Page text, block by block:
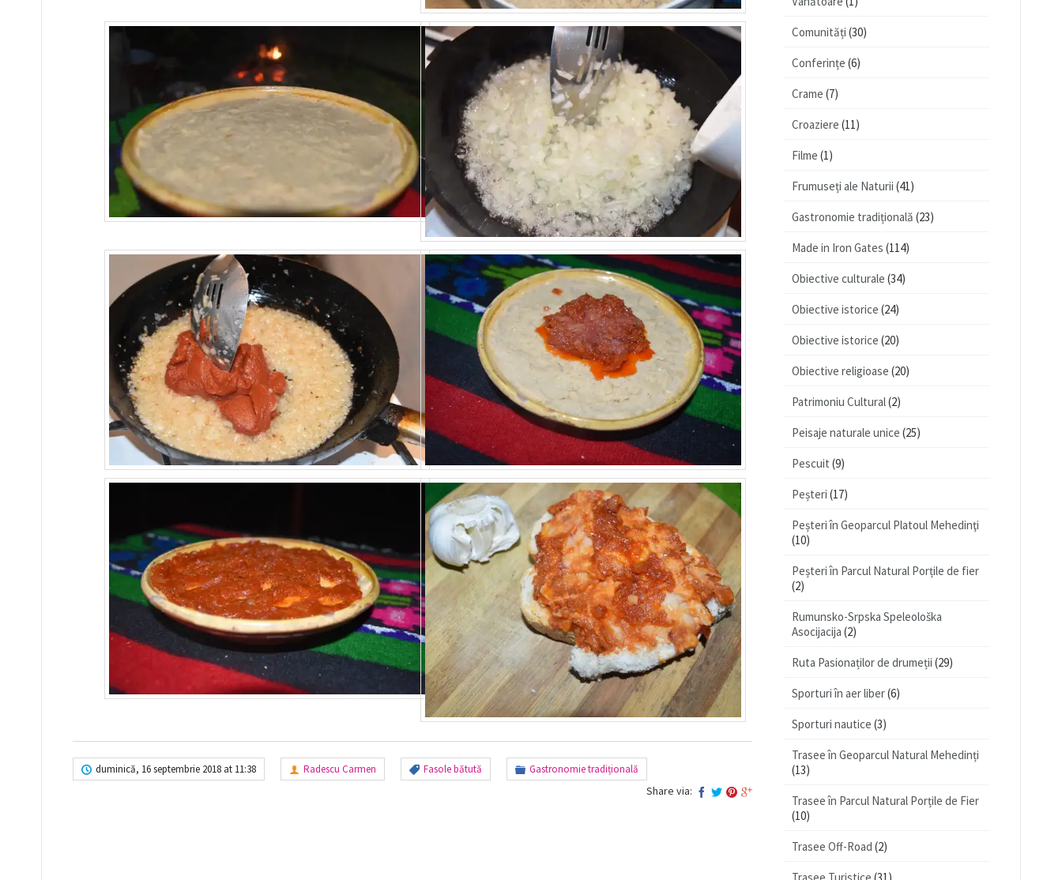
duminică, 16 septembrie 2018 at 11:38 Radescu Carmen Fasole bătută Gastronomie tradițională
Share via:
Comunități (30)
Conferințe (6)
Crame (7)
Croaziere (11)
Filme (1)
Frumuseți ale Naturii (41)
Gastronomie tradițională (23)
Made in Iron Gates (114)
Obiective culturale (34)
Obiective istorice (24)
Obiective istorice (20)
Obiective religioase (20)
Patrimoniu Cultural(2)
Peisaje naturale unice (25)
Pescuit (9)
Peșteri (17)
Peșteri în Geoparcul Platoul Mehedinţi
(10)
Peșteri în Parcul Natural Porțile de fier
(2)
Rumunsko-Srpska Speleološka
Asocijacija (2)
Ruta Pasionaților de drumeții (29)
Sporturi în aer liber(6)
Sporturi nautice (3)
Trasee în Geoparcul Natural Mehedinți
(13)
Trasee în Parcul Natural Porțile de Fier
(10)
Trasee Off-Road (2)